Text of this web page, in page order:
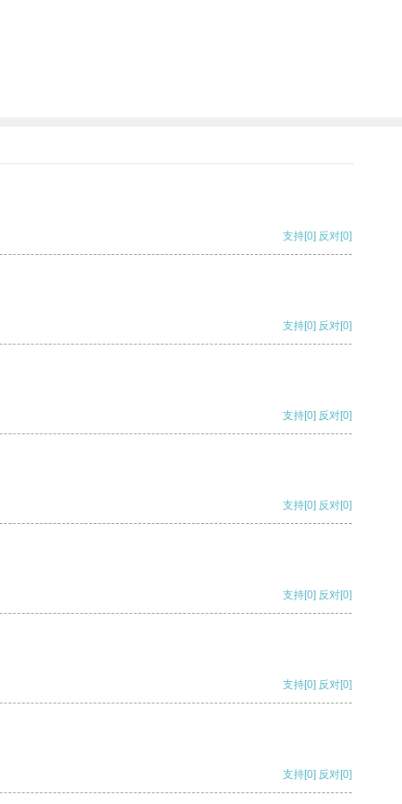
支持[0] 反对[0]
支持[0] 反对[0]
支持[0] 反对[0]
支持[0] 反对[0]
支持[0] 反对[0]
支持[0] 反对[0]
支持[0] 反对[0]